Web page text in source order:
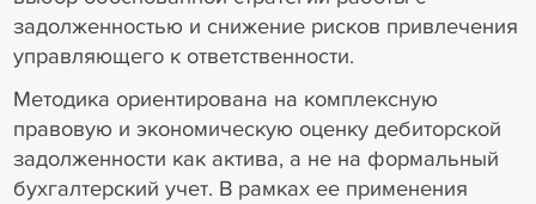
задолженностью и снижение рисков привлечения
управляющего к ответственности.
Методика ориентирована на комплексную
правовую и экономическую оценку дебиторской
задолженности как актива, а не на формальный
бухгалтерский учет. В рамках ее применения